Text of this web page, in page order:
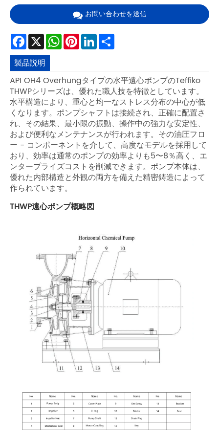
お問い合わせを送信
Facebook
X WhatsApp
Pinterest
LinkedIn
製品説明
API OH4 Overhungタイプの水平遠心ポンプのTeffiko
THWPシリーズは、優れた職人技を特徴としています。
水平構造により、重心と均一なストレス分布の中心が低
くなります。ポンプシャフトは接続され、正確に配置さ
れ、その結果、最小限の振動、操作中の強力な安定性、
および便利なメンテナンスが行われます。その油圧フロ
ー - コンポーネントを介して、高度なモデルを採用して
おり、効率は通常のポンプの効率よりも5〜8％高く、エ
ンタープライズコストを削減できます。ポンプ本体は、
優れた内部構造と外観の両方を備えた精密鋳造によって
作られています。
THWP遠心ポンプ概略図